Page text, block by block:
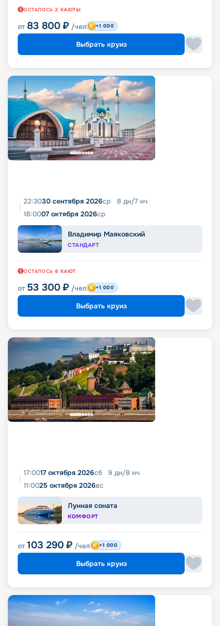
ОСТАЛОСЬ 2 КАЮТЫ
от 83 800 ₽ /чел +1 000
Выбрать круиз
22:3030 сентября 2026ср 8 дн/7 нч
18:0007 октября 2026ср
Владимир Маяковский
СТАНДАРТ
ОСТАЛОСЬ 6 КАЮТ
от 53 300 ₽ /чел +1 000
Выбрать круиз
17:0017 октября 2026сб 9 дн/8 нч
11:0025 октября 2026вс
Лунная соната
КОМФОРТ
от 103 290 ₽ /чел +1 000
Выбрать круиз